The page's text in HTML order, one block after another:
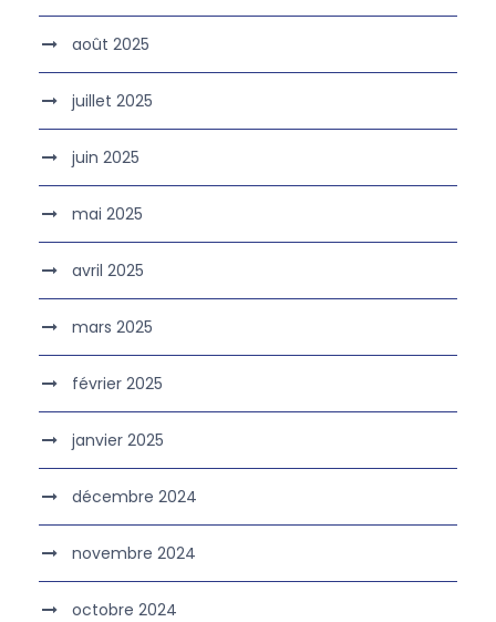
août 2025
juillet 2025
juin 2025
mai 2025
avril 2025
mars 2025
février 2025
janvier 2025
décembre 2024
novembre 2024
octobre 2024